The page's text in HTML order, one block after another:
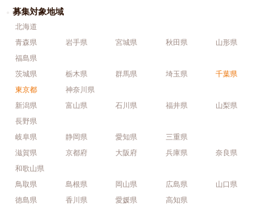
募集対象地域
北海道
青森県
岩手県 宮城県 秋田県
山形県
福島県
茨城県
栃木県 群馬県 埼玉県
千葉県
東京都
神奈川県
新潟県
富山県 石川県 福井県
山梨県
長野県
岐阜県
静岡県 愛知県
三重県
滋賀県
京都府 大阪府 兵庫県
奈良県
和歌山県
鳥取県
島根県 岡山県 広島県
山口県
徳島県
香川県 愛媛県
高知県